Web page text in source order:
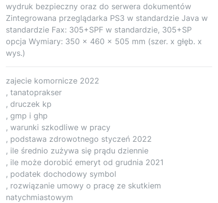
wydruk bezpieczny oraz do serwera dokumentów
Zintegrowana przeglądarka PS3 w standardzie Java w
standardzie Fax: 305+SPF w standardzie, 305+SP
opcja Wymiary: 350 x 460 x 505 mm (szer. x głęb. x
wys.)
zajecie komornicze 2022
, tanatoprakser
, druczek kp
, gmp i ghp
, warunki szkodliwe w pracy
, podstawa zdrowotnego styczeń 2022
, ile średnio zużywa się prądu dziennie
, ile może dorobić emeryt od grudnia 2021
, podatek dochodowy symbol
, rozwiązanie umowy o pracę ze skutkiem
natychmiastowym